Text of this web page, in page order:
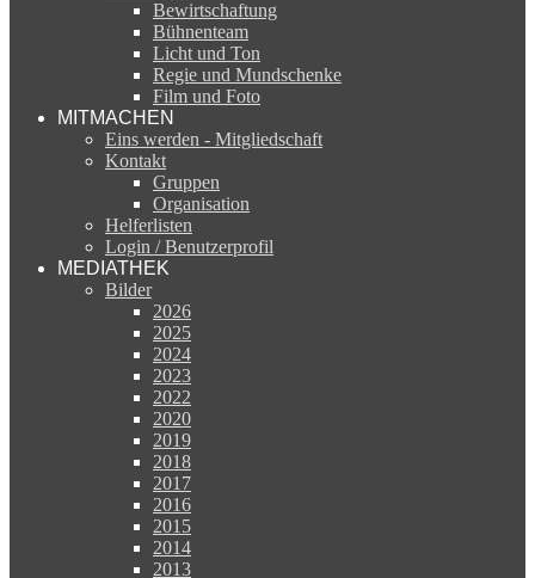
Bewirtschaftung
Bühnenteam
Licht und Ton
Regie und Mundschenke
Film und Foto
MITMACHEN
Eins werden - Mitgliedschaft
Kontakt
Gruppen
Organisation
Helferlisten
Login / Benutzerprofil
MEDIATHEK
Bilder
2026
2025
2024
2023
2022
2020
2019
2018
2017
2016
2015
2014
2013